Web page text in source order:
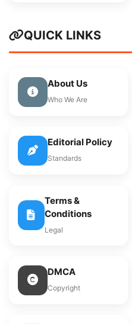
QUICK LINKS
About Us
Who We Are
Editorial Policy
Standards
Terms &
Conditions
Legal
DMCA
Copyright